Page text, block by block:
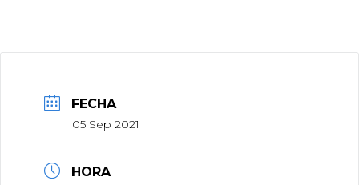
FECHA
05 Sep 2021
HORA